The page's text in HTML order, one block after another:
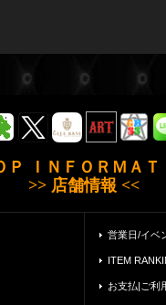
Ｐ ＩＮＦＯＲＭＡＴ
>> 店舗情報 <<
営業日/イベ
ITEM
お支払|ご利